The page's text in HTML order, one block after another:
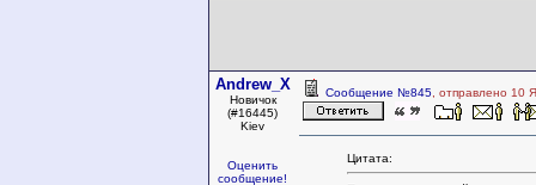
Andrew_X
Новичок
(#16445)
Kiev
Оценить
сообщение!
Сообщение №845 , отправлено 10
Цитата: